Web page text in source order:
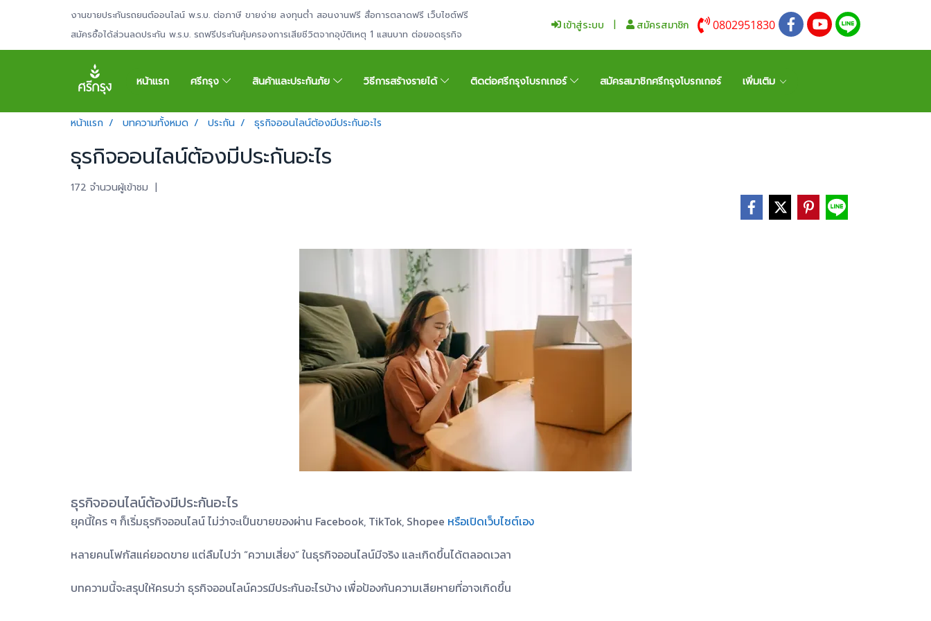
งานขายประกันรถยนต์ออนไลน์ พ.ร.บ. ต่อภาษี ขายง่าย ลงทุนต่ำ สอนงานฟรี สื่อการตลาดฟรี เว็บไซต์ฟรี
สมัครซื้อได้ส่วนลดประกัน พ.ร.บ. รถฟรีประกันคุ้มครองการเสียชีวิตจากอุบัติเหตุ 1 แสนบาท ต่อยอดธุรกิจ
เข้าสู่ระบบ สมัครสมาชิก 0802951830
หน้าแรก ศรีกรุง สินค้าและประกันภัย วิธีการสร้างรายได้ ติดต่อศรีกรุงโบรกเกอร์ สมัครสมาชิกศรีกรุงโบรกเกอร์ เพิ่มเติม
หน้าแรก บทความทั้งหมด ประกัน ธุรกิจออนไลน์ต้องมีประกันอะไร
ธุรกิจออนไลน์ต้องมีประกันอะไร
172 จำนวนผู้เข้าชม |
ธุรกิจออนไลน์ต้องมีประกันอะไร
ยุคนี้ใคร ๆ ก็เริ่มธุรกิจออนไลน์ ไม่ว่าจะเป็นขายของผ่าน Facebook, TikTok, Shopee หรือเปิดเว็บไซต์เอง
หลายคนโฟกัสแค่ยอดขาย แต่ลืมไปว่า “ความเสี่ยง” ในธุรกิจออนไลน์มีจริง และเกิดขึ้นได้ตลอดเวลา
บทความนี้จะสรุปให้ครบว่า ธุรกิจออนไลน์ควรมีประกันอะไรบ้าง เพื่อป้องกันความเสียหายที่อาจเกิดขึ้น